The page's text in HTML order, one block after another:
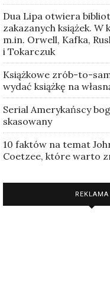
Dua Lipa otwiera
zakazanych książek. W
m.in. Orwell, Kafka,
i Tokarczuk
Książkowe zrób-to-
wydać książkę na
Serial Amerykańscy
skasowany
10 faktów na temat
Coetzee, które warto
REKLAMA